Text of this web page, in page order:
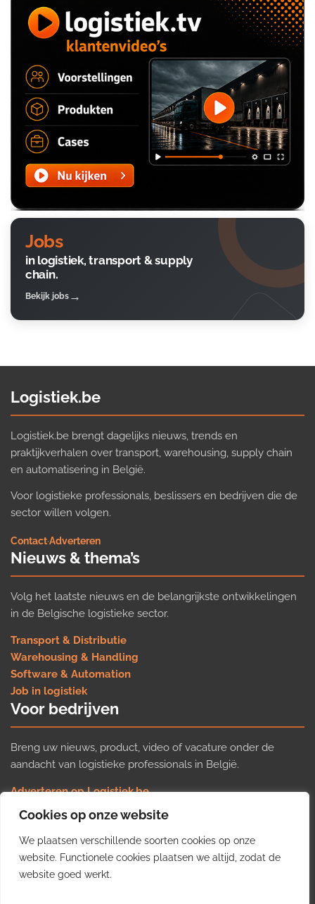
Cookies op onze website
We plaatsen verschillende soorten cookies op onze
website. Functionele cookies plaatsen we altijd, zodat de
website goed werkt.
Jobs
in logistiek, transport & supply
chain.
Bekijk jobs
Logistiek.be
Logistiek.be brengt dagelijks nieuws, trends en
praktijkverhalen over transport, warehousing, supply chain
en automatisering in België.
Voor logistieke professionals, beslissers en bedrijven die de
sector willen volgen.
Contact·Adverteren
Nieuws & thema’s
Volg het laatste nieuws en de belangrijkste ontwikkelingen
in de Belgische logistieke sector.
Transport & Distributie
Warehousing & Handling
Software & Automation
Job in logistiek
Voor bedrijven
Breng uw nieuws, product, video of vacature onder de
aandacht van logistieke professionals in België.
Adverteren op Logistiek.be
Nieuws insturen
Uw video op Logistiek.TV
Job plaatsen
Gratis wekelijkse update